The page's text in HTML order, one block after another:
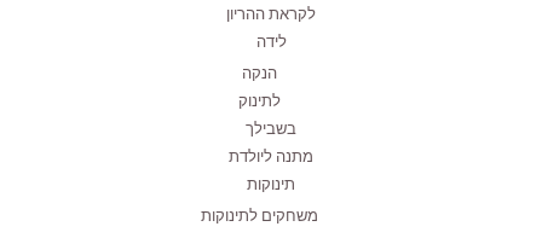
לקראת ההריון
לידה
הנקה
לתינוק
בשבילך
מתנה ליולדת
תינוקות
משחקים לתינוקות